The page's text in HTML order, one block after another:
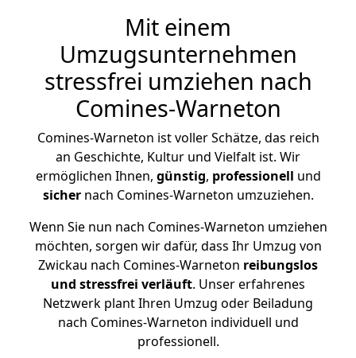
Mit einem
Umzugsunternehmen
stressfrei umziehen nach
Comines-Warneton
Comines-Warneton ist voller Schätze, das reich
an Geschichte, Kultur und Vielfalt ist. Wir
ermöglichen Ihnen, günstig, professionell und
sichernach Comines-Warneton umzuziehen.
Wenn Sie nun nach Comines-Warneton umziehen
möchten, sorgen wir dafür, dass Ihr Umzug von
Zwickau nach Comines-Warneton reibungslos
und stressfrei verläuft. Unser erfahrenes
Netzwerk plant Ihren Umzug oder Beiladung
nach Comines-Warneton individuell und
professionell.